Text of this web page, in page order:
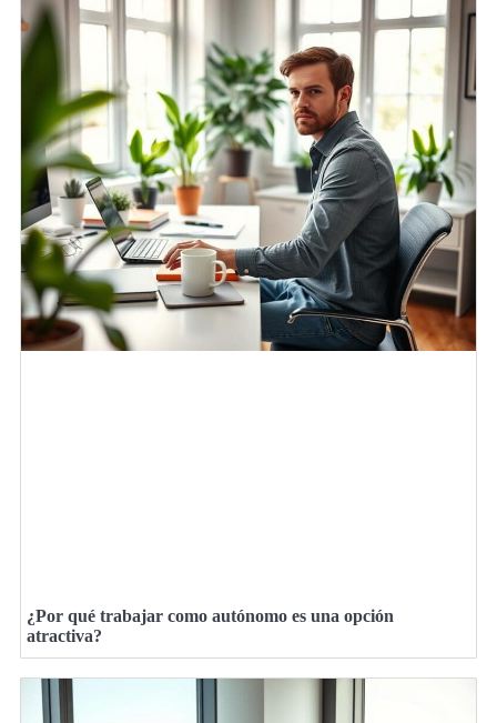
¿Por qué trabajar como autónomo es una opción
atractiva?